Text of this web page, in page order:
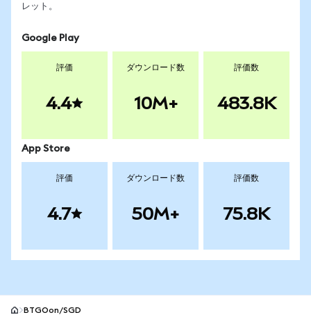
レット。
Google Play
評価
4.4
ダウンロード数
10M+
評価数
483.8K
App Store
評価
4.7
ダウンロード数
50M+
評価数
75.8K
BTGOon/SGD